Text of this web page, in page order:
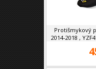
Protišmykový
2014-2018 ,